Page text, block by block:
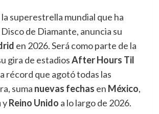
la superestrella mundial que ha
de Diamante, anuncia su
en 2026. Será como parte de la
gira de estadiosAfter Hours Til
récord que agotó todas las
suma nuevas fechas en México,
yReino Unido a lo largo de 2026.